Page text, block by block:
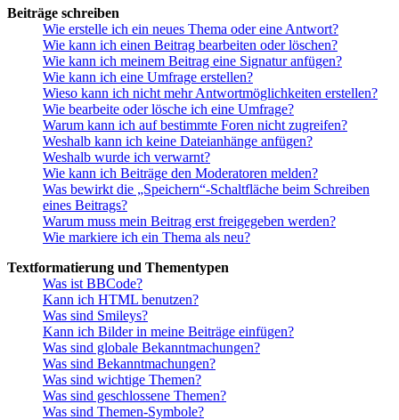
Beiträge schreiben
Wie erstelle ich ein neues Thema oder eine Antwort?
Wie kann ich einen Beitrag bearbeiten oder löschen?
Wie kann ich meinem Beitrag eine Signatur anfügen?
Wie kann ich eine Umfrage erstellen?
Wieso kann ich nicht mehr Antwortmöglichkeiten erstellen?
Wie bearbeite oder lösche ich eine Umfrage?
Warum kann ich auf bestimmte Foren nicht zugreifen?
Weshalb kann ich keine Dateianhänge anfügen?
Weshalb wurde ich verwarnt?
Wie kann ich Beiträge den Moderatoren melden?
Was bewirkt die „Speichern“-Schaltfläche beim Schreiben
eines Beitrags?
Warum muss mein Beitrag erst freigegeben werden?
Wie markiere ich ein Thema als neu?
Textformatierung und Thementypen
Was ist BBCode?
Kann ich HTML benutzen?
Was sind Smileys?
Kann ich Bilder in meine Beiträge einfügen?
Was sind globale Bekanntmachungen?
Was sind Bekanntmachungen?
Was sind wichtige Themen?
Was sind geschlossene Themen?
Was sind Themen-Symbole?